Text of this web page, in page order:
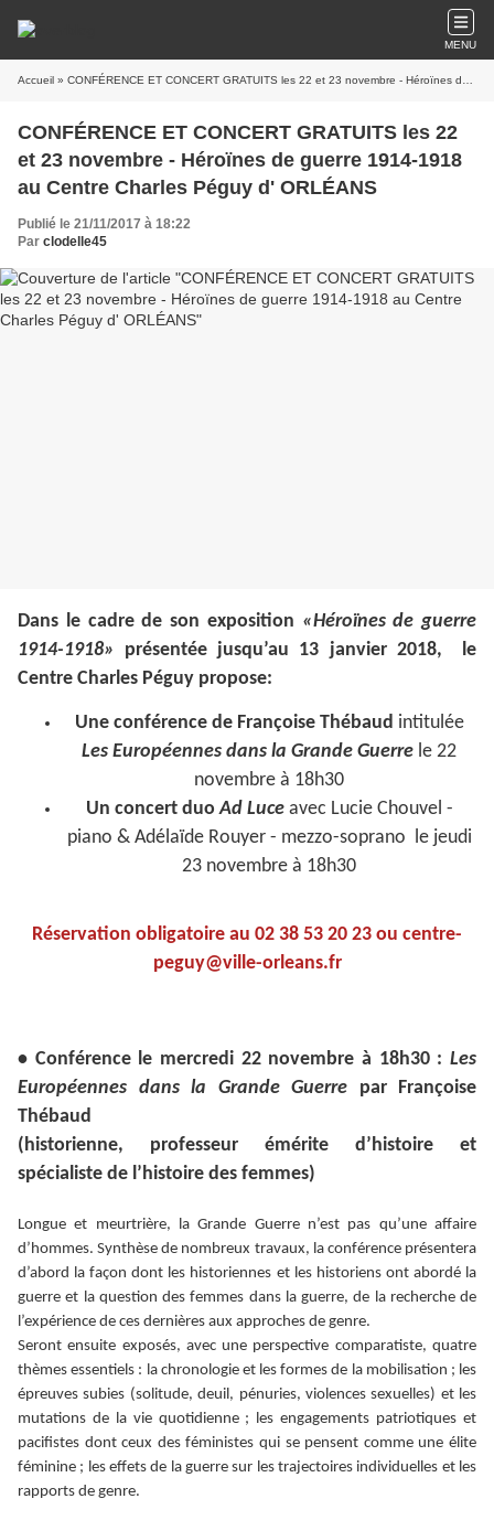
MENU
Accueil » CONFÉRENCE ET CONCERT GRATUITS les 22 et 23 novembre - Héroïnes de guerre 1914-1918 au Centre Charles Péguy d' ORLÉANS
CONFÉRENCE ET CONCERT GRATUITS les 22
et 23 novembre - Héroïnes de guerre 1914-1918
au Centre Charles Péguy d' ORLÉANS
Publié le 21/11/2017 à 18:22
Par clodelle45
Dans le cadre de son exposition «Héroïnes de guerre
1914-1918» présentée jusqu’au 13 janvier 2018, le
Centre Charles Péguy propose:
Une conférence de Françoise Thébaud intitulée
Les Européennes dans la Grande Guerre le 22
novembre à 18h30
Un concert duoAd Luceavec Lucie Chouvel -
piano & Adélaïde Rouyer - mezzo-soprano le jeudi
23 novembre à 18h30
Réservation obligatoire au 02 38 53 20 23 ou centre-
peguy@ville-orleans.fr
• Conférence le mercredi 22 novembre à 18h30 : Les
Européennes dans la Grande Guerre par Françoise
Thébaud
(historienne, professeur émérite d’histoire et
spécialiste de l’histoire des femmes)
Longue et meurtrière, la Grande Guerre n’est pas qu’une affaire
d’hommes. Synthèse de nombreux travaux, la conférence présentera
d’abord la façon dont les historiennes et les historiens ont abordé la
guerre et la question des femmes dans la guerre, de la recherche de
l’expérience de ces dernières aux approches de genre.
Seront ensuite exposés, avec une perspective comparatiste, quatre
thèmes essentiels : la chronologie et les formes de la mobilisation ; les
épreuves subies (solitude, deuil, pénuries, violences sexuelles) et les
mutations de la vie quotidienne ; les engagements patriotiques et
pacifistes dont ceux des féministes qui se pensent comme une élite
féminine ; les effets de la guerre sur les trajectoires individuelles et les
rapports de genre.